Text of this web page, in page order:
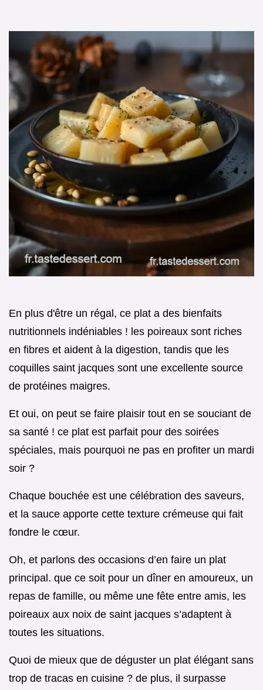
En plus d'être un régal, ce plat a des bienfaits
nutritionnels indéniables ! les poireaux sont riches
en fibres et aident à la digestion, tandis que les
coquilles saint jacques sont une excellente source
de protéines maigres.
Et oui, on peut se faire plaisir tout en se souciant de
sa santé ! ce plat est parfait pour des soirées
spéciales, mais pourquoi ne pas en profiter un mardi
soir ?
Chaque bouchée est une célébration des saveurs,
et la sauce apporte cette texture crémeuse qui fait
fondre le cœur.
Oh, et parlons des occasions d’en faire un plat
principal. que ce soit pour un dîner en amoureux, un
repas de famille, ou même une fête entre amis, les
poireaux aux noix de saint jacques s’adaptent à
toutes les situations.
Quoi de mieux que de déguster un plat élégant sans
trop de tracas en cuisine ? de plus, il surpasse